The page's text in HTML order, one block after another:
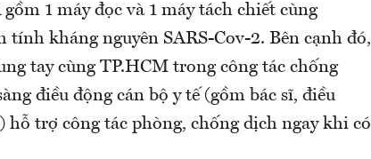
1 máy đọc và 1 máy tách chiết cùng
kháng nguyên SARS-Cov-2. Bên cạnh đó,
tay cùng TP.HCM trong công tác chống
điều động cán bộ y tế (gồm bác sĩ, điều
trợ công tác phòng, chống dịch ngay khi có